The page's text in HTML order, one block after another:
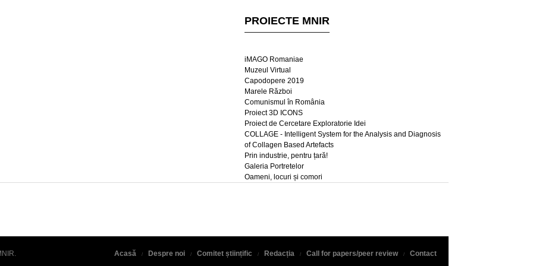
PROIECTE MNIR
iMAGO Romaniae
Muzeul Virtual
Capodopere 2019
Marele Război
Comunismul în România
Proiect 3D ICONS
Proiect de Cercetare Exploratorie Idei
COLLAGE - Intelligent System for the Analysis and Diagnosis
of Collagen Based Artefacts
Prin industrie, pentru țară!
Galeria Portretelor
Oameni, locuri și comori
. Acasă Despre noi Comitet științific Redacția Call for papers/peer review Contact